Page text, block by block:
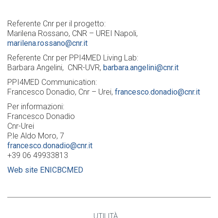
Referente Cnr per il progetto:
Marilena Rossano, CNR – UREI Napoli,
marilena.rossano@cnr.it
Referente Cnr per PPI4MED Living Lab:
Barbara Angelini, CNR-UVR, barbara.angelini@cnr.it
PPI4MED Communication:
Francesco Donadio, Cnr – Urei, francesco.donadio@cnr.it
Per informazioni:
Francesco Donadio
Cnr-Urei
P.le Aldo Moro, 7
francesco.donadio@cnr.it
+39 06 49933813
Web site ENICBCMED
UTILITÀ